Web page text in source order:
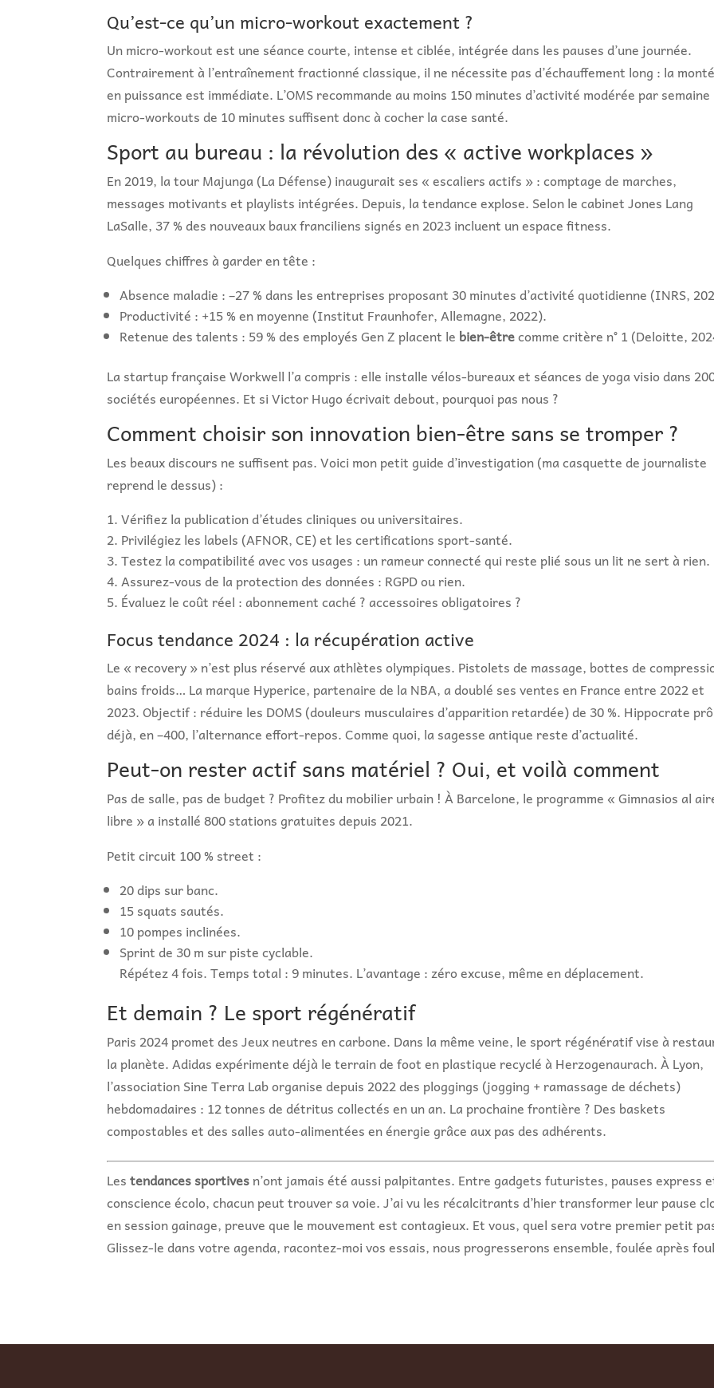
Qu’est-ce qu’un micro-workout exactement ?
Un micro-workout est une séance courte, intense et ciblée, intégrée dans les pauses d’une journée.
Contrairement à l’entraînement fractionné classique, il ne nécessite pas d’échauffement long : la
en puissance est immédiate. L’OMS recommande au moins 150 minutes d’activité modérée par semaine
micro-workouts de 10 minutes suffisent donc à cocher la case santé.
Sport au bureau : la révolution des « active workplaces »
En 2019, la tour Majunga (La Défense) inaugurait ses « escaliers actifs » : comptage de marches,
messages motivants et playlists intégrées. Depuis, la tendance explose. Selon le cabinet Jones Lang
LaSalle, 37 % des nouveaux baux franciliens signés en 2023 incluent un espace fitness.
Quelques chiffres à garder en tête :
Absence maladie : –27 % dans les entreprises proposant 30 minutes d’activité quotidienne (INRS,
Productivité : +15 % en moyenne (Institut Fraunhofer, Allemagne, 2022).
Retenue des talents : 59 % des employés Gen Z placent le bien-êtrecomme critère n° 1 (Deloitte,
La startup française Workwell l’a compris : elle installe vélos-bureaux et séances de yoga visio dans
sociétés européennes. Et si Victor Hugo écrivait debout, pourquoi pas nous ?
Comment choisir son innovation bien-être sans se tromper ?
Les beaux discours ne suffisent pas. Voici mon petit guide d’investigation (ma casquette de journaliste
reprend le dessus) :
Vérifiez la publication d’études cliniques ou universitaires.
Privilégiez les labels (AFNOR, CE) et les certifications sport-santé.
Testez la compatibilité avec vos usages : un rameur connecté qui reste plié sous un lit ne sert à rien.
Assurez-vous de la protection des données : RGPD ou rien.
Évaluez le coût réel : abonnement caché ? accessoires obligatoires ?
Focus tendance 2024 : la récupération active
Le « recovery » n’est plus réservé aux athlètes olympiques. Pistolets de massage, bottes de
bains froids… La marque Hyperice, partenaire de la NBA, a doublé ses ventes en France entre 2022 et
2023. Objectif : réduire les DOMS (douleurs musculaires d’apparition retardée) de 30 %. Hippocrate
déjà, en –400, l’alternance effort-repos. Comme quoi, la sagesse antique reste d’actualité.
Peut-on rester actif sans matériel ? Oui, et voilà comment
Pas de salle, pas de budget ? Profitez du mobilier urbain ! À Barcelone, le programme « Gimnasios al
libre » a installé 800 stations gratuites depuis 2021.
Petit circuit 100 % street :
20 dips sur banc.
15 squats sautés.
10 pompes inclinées.
Sprint de 30 m sur piste cyclable.
Répétez 4 fois. Temps total : 9 minutes. L’avantage : zéro excuse, même en déplacement.
Et demain ? Le sport régénératif
Paris 2024 promet des Jeux neutres en carbone. Dans la même veine, le sport régénératif vise à
la planète. Adidas expérimente déjà le terrain de foot en plastique recyclé à Herzogenaurach. À Lyon,
l’association Sine Terra Lab organise depuis 2022 des ploggings (jogging + ramassage de déchets)
hebdomadaires : 12 tonnes de détritus collectés en un an. La prochaine frontière ? Des baskets
compostables et des salles auto-alimentées en énergie grâce aux pas des adhérents.
Lestendances sportivesn’ont jamais été aussi palpitantes. Entre gadgets futuristes, pauses express
conscience écolo, chacun peut trouver sa voie. J’ai vu les récalcitrants d’hier transformer leur pause
en session gainage, preuve que le mouvement est contagieux. Et vous, quel sera votre premier petit
Glissez-le dans votre agenda, racontez-moi vos essais, nous progresserons ensemble, foulée après